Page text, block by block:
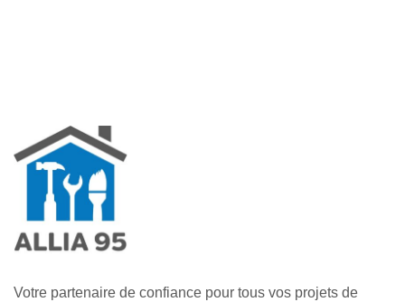
Votre partenaire de confiance pour tous vos projets de